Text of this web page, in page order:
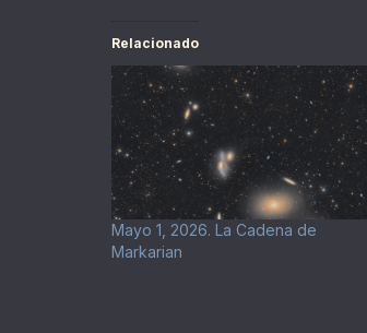
Relacionado
Mayo 1, 2026. La Cadena de
Markarian